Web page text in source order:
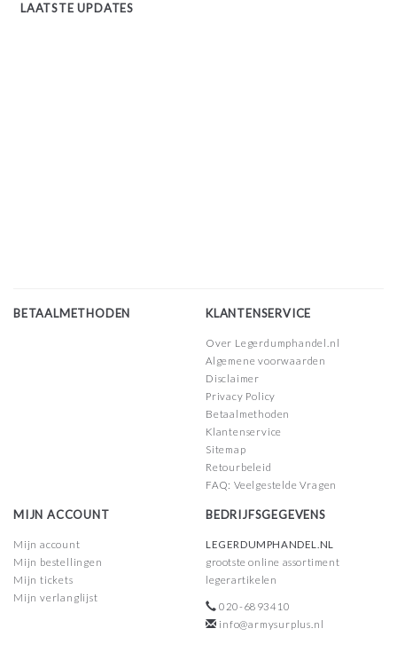
LAATSTE UPDATES
BETAALMETHODEN KLANTENSERVICE
Over Legerdumphandel.nl
Algemene voorwaarden
Disclaimer
Privacy Policy
Betaalmethoden
Klantenservice
Sitemap
Retourbeleid
FAQ: Veelgestelde Vragen
MIJN ACCOUNT
Mijn account
Mijn bestellingen
Mijn tickets
Mijn verlanglijst
BEDRIJFSGEGEVENS
LEGERDUMPHANDEL.NL
grootste online assortiment
legerartikelen
020-6893410
info@armysurplus.nl